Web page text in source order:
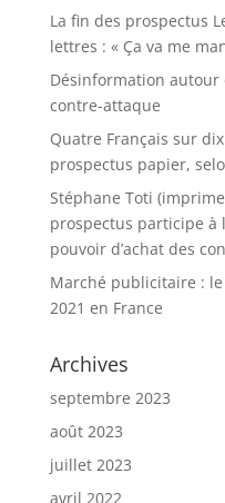
La fin des prospectus
lettres : « Ça va me
Désinformation autour
contre-attaque
Quatre Français sur
prospectus papier,
Stéphane Toti
prospectus participe à
pouvoir d’achat des
Marché publicitaire :
2021 en France
Archives
septembre 2023
août 2023
juillet 2023
avril 2022